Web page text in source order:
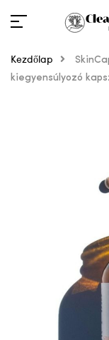
Kezdőlap
kiegyensúlyozó